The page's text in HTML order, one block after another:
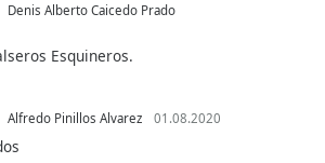
Denis Alberto Caicedo Prado
Esquineros.
Alfredo Pinillos Alvarez 01.08.2020